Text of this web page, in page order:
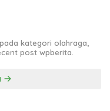
kategori olahraga,
post wpberita.